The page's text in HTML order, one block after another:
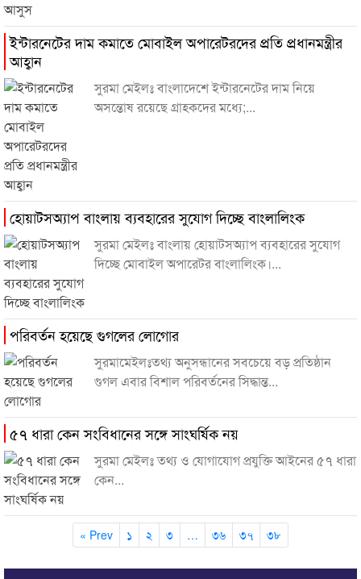
ইন্টারনেটের দাম কমাতে মোবাইল অপারেটরদের প্রতি প্রধানমন্ত্রীর
আহ্বান
সুরমা মেইলঃ বাংলাদেশে ইন্টারনেটের দাম নিয়ে
অসন্তোষ রয়েছে গ্রাহকদের মধ্যে;...
হোয়াটসঅ্যাপ বাংলায় ব্যবহারের সুযোগ দিচ্ছে বাংলালিংক
সুরমা মেইলঃ বাংলায় হোয়াটসঅ্যাপ ব্যবহারের সুযোগ
দিচ্ছে মোবাইল অপারেটর বাংলালিংক।...
পরিবর্তন হয়েছে গুগলের লোগোর
সুরমামেইলঃতথ্য অনুসন্ধানের সবচেয়ে বড় প্রতিষ্ঠান
গুগল এবার বিশাল পরিবর্তনের সিদ্ধান্ত...
৫৭ ধারা কেন সংবিধানের সঙ্গে সাংঘর্ষিক নয়
সুরমা মেইলঃ তথ্য ও যোগাযোগ প্রযুক্তি আইনের ৫৭ ধারা
কেন...
« Prev ১ ২ ৩ … ৩৬ ৩৭ ৩৮